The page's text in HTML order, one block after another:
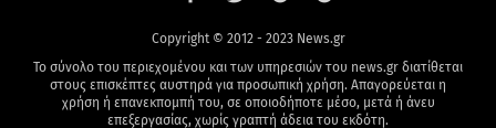
Copyright © 2012 - 2023 News.gr
Το σύνολο του περιεχομένου και των υπηρεσιών του news.gr διατίθεται
στους επισκέπτες αυστηρά για προσωπική χρήση. Απαγορεύεται η
χρήση ή επανεκπομπή του, σε οποιοδήποτε μέσο, μετά ή άνευ
επεξεργασίας, χωρίς γραπτή άδεια του εκδότη.